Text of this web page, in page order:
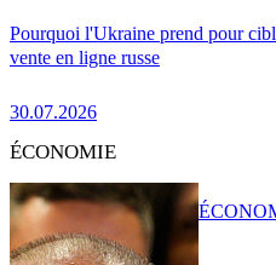
Pourquoi l'Ukraine prend pour
vente en ligne russe
30.07.2026
ÉCONOMIE